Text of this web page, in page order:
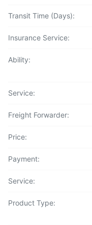
Transit Time (Days):
Insurance Service:
Ability:
Service:
Freight Forwarder:
Price:
Payment:
Service:
Product Type: